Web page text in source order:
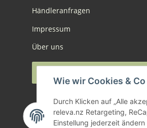
Wie wir Cookies &
Durch Klicken auf „Alle
releva.nz Retargeting,
Einstellung jederzeit
Händleranfragen
Impressum
Über uns